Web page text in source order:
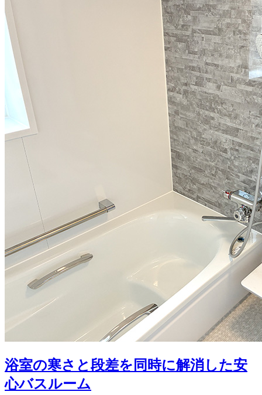
浴室の寒さと段差を同時に解消した安
心バスルーム